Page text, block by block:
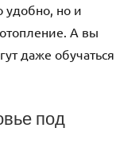
удобно, но и
А вы
даже обучаться
под